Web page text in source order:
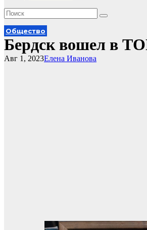
Общество
Бердск вошел в
Елена Иванова
Авг 1, 2023